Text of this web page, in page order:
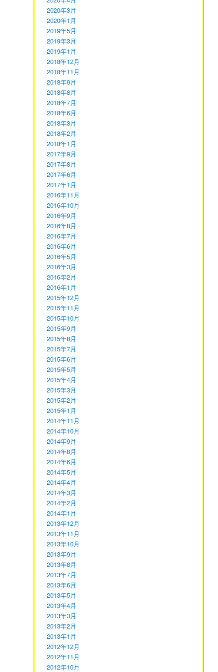
2020年3月
2020年1月
2019年5月
2019年3月
2019年1月
2018年12月
2018年11月
2018年9月
2018年8月
2018年7月
2018年6月
2018年3月
2018年2月
2018年1月
2017年9月
2017年8月
2017年6月
2017年1月
2016年11月
2016年10月
2016年9月
2016年8月
2016年7月
2016年6月
2016年5月
2016年3月
2016年2月
2016年1月
2015年12月
2015年11月
2015年10月
2015年9月
2015年8月
2015年7月
2015年6月
2015年5月
2015年4月
2015年3月
2015年2月
2015年1月
2014年11月
2014年10月
2014年9月
2014年8月
2014年6月
2014年5月
2014年4月
2014年3月
2014年2月
2014年1月
2013年12月
2013年11月
2013年10月
2013年9月
2013年8月
2013年7月
2013年6月
2013年5月
2013年4月
2013年3月
2013年2月
2013年1月
2012年12月
2012年11月
2012年10月